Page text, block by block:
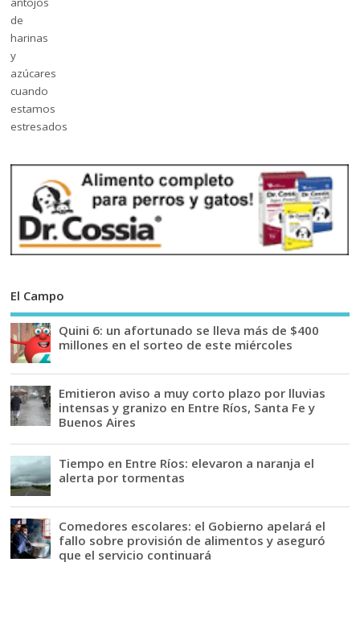
El Campo
Quini 6: un afortunado se lleva más de $400
millones en el sorteo de este miércoles
Emitieron aviso a muy corto plazo por lluvias
intensas y granizo en Entre Ríos, Santa Fe y
Buenos Aires
Tiempo en Entre Ríos: elevaron a naranja el
alerta por tormentas
Comedores escolares: el Gobierno apelará el
fallo sobre provisión de alimentos y aseguró
que el servicio continuará